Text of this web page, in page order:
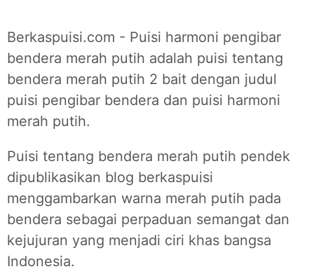
Berkaspuisi.com - Puisi harmoni pengibar
bendera merah putih adalah puisi tentang
bendera merah putih 2 bait dengan judul
puisi pengibar bendera dan puisi harmoni
merah putih.
Puisi tentang bendera merah putih pendek
dipublikasikan blog berkaspuisi
menggambarkan warna merah putih pada
bendera sebagai perpaduan semangat dan
kejujuran yang menjadi ciri khas bangsa
Indonesia.